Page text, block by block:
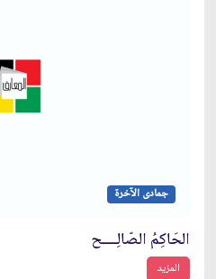
جمادى الآخرة
الحَاكِمُ الصّالِــــح
المزيد